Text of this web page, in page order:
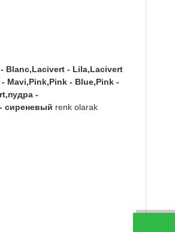
Blanc,Lacivert - Lila,Lacivert
Mavi,Pink,Pink - Blue,Pink -
-
сиреневый renk olarak